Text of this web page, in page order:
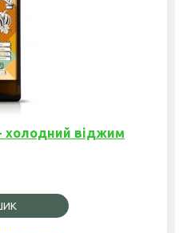
холодний віджим